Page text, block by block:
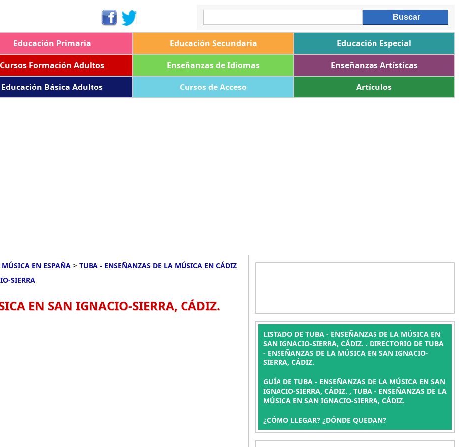
Educación Primaria Educación Secundaria
Educación Especial
Cursos Formación Adultos Enseñanzas de Idiomas
Enseñanzas Artísticas
Educación Básica Adultos Cursos de Acceso Artículos
EN ESPAÑA > TUBA - ENSEÑANZAS DE LA MÚSICA EN CÁDIZ
SIERRA
EN SAN IGNACIO-SIERRA, CÁDIZ.
LISTADO DE TUBA - ENSEÑANZAS DE LA MÚSICA EN
SAN IGNACIO-SIERRA, CÁDIZ. . DIRECTORIO DE TUBA
- ENSEÑANZAS DE LA MÚSICA EN SAN IGNACIO-
SIERRA, CÁDIZ.
GUÍA DE TUBA - ENSEÑANZAS DE LA MÚSICA EN SAN
IGNACIO-SIERRA, CÁDIZ. , TUBA - ENSEÑANZAS DE LA
MÚSICA EN SAN IGNACIO-SIERRA, CÁDIZ.
¿CÓMO LLEGAR? ¿DÓNDE QUEDAN?